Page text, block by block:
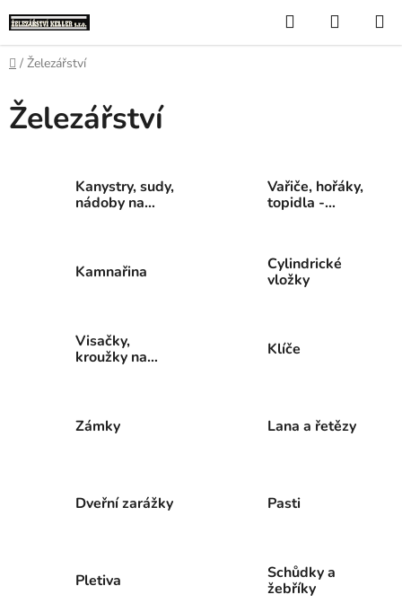
na
obsah
Hledat
KOŠÍK
Domů
/ Železářství
Železářství
Kanystry, sudy,
nádoby na
Vařiče, hořáky,
topidla -
Kamnařina
Cylindrické
vložky
Visačky,
kroužky na
Klíče
Zámky Lana a řetězy
Dveřní zarážky Pasti
Pletiva
Schůdky a
žebříky